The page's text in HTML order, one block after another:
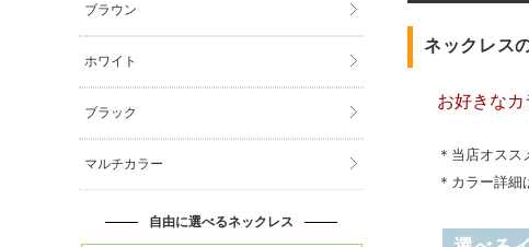
ネックレス
お好きなカ
＊当店オス
＊カラー詳
ブラウン
ホワイト
ブラック
マルチカラー
自由に選べるネックレス